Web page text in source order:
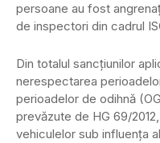
persoane au fost
de inspectori din cadrul
Din totalul sancţiunilor
nerespectarea
perioadelor de odihnă
prevăzute de HG 69/
vehiculelor sub influenţa